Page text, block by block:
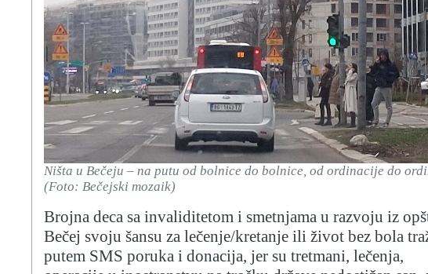
Ništa u Bečeju – na putu od bolnice do bolnice, od ordinacije do
(Foto: Bečejski mozaik)
Brojna deca sa invaliditetom i smetnjama u razvoju iz
Bečej svoju šansu za lečenje/kretanje ili život bez bola
putem SMS poruka i donacija, jer su tretmani, lečenja,